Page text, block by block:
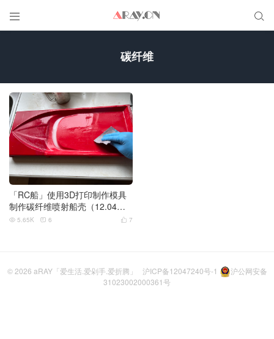
 
碳纤维
「RC船」使用3D打印制作模具
制作碳纤维喷射船壳（12.04更
新）
 7
 5.65K  6
© 2026 aRAY「爱生活.爱剁手.爱折腾」 沪ICP备12047240号-1
沪公网安备
31023002000361号